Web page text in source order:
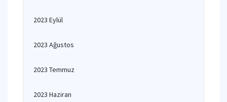
2023 Eylül
2023 Ağustos
2023 Temmuz
2023 Haziran